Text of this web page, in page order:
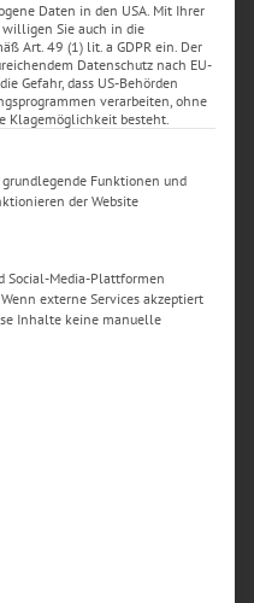
2
Daten in den USA. Mit Ihrer
Sie auch in die
Art. 49 (1) lit. a GDPR ein. Der
Datenschutz nach EU-
Gefahr, dass US-Behörden
verarbeiten, ohne
Klagemöglichkeit besteht.
Gruppen, für die eine
Funktionen und
der Website
Social-Media-Plattformen
externe Services akzeptiert
Inhalte keine manuelle